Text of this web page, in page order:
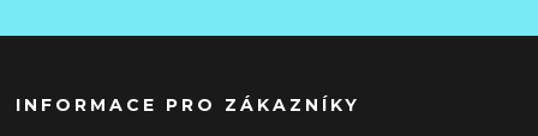
INFORMACE PRO ZÁKAZNÍKY